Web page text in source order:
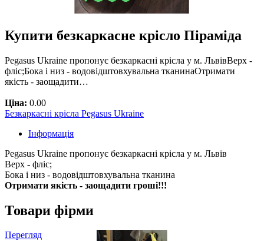
Купити безкаркасне крісло Піраміда
Pegasus Ukraine пропонує безкаркасні крісла у м. ЛьвівВерх -
фліс;Бока і низ - водовідштовхувальна тканинаОтримати
якість - заощадити…
Ціна: 0.00
Безкаркасні крісла Pegasus Ukraine
Інформація
Pegasus Ukraine пропонує безкаркасні крісла у м. Львів
Верх - фліс;
Бока і низ - водовідштовхувальна тканина
Отримати якість - заощадити гроші!!!
Товари фірми
Перегляд